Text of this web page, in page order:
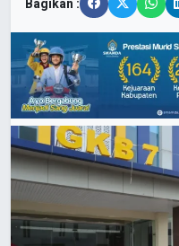
Bagikan :